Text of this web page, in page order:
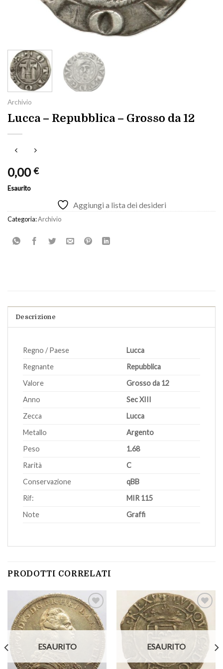
Archivio
Lucca – Repubblica – Grosso da 12
0,00€
Esaurito
Aggiungi a lista dei desideri
Categoria:Archivio
Descrizione
Regno / Paese
Lucca
Regnante
Repubblica
Valore
Grosso da 12
Anno
Sec XIII
Zecca
Lucca
Metallo
Argento
Peso
1.68
Rarità
C
Conservazione
qBB
Rif:
MIR 115
Note
Graffi
PRODOTTI CORRELATI
ESAURITO ESAURITO